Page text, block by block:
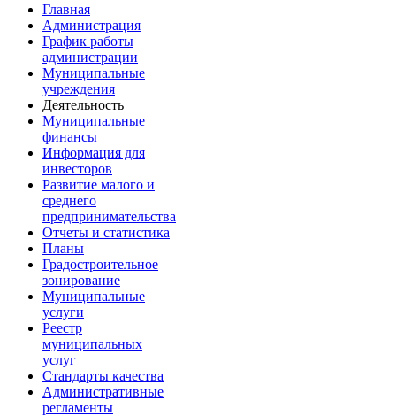
Главная
Администрация
График работы
администрации
Муниципальные
учреждения
Деятельность
Муниципальные
финансы
Информация для
инвесторов
Развитие малого и
среднего
предпринимательства
Отчеты и статистика
Планы
Градостроительное
зонирование
Муниципальные
услуги
Реестр
муниципальных
услуг
Стандарты качества
Административные
регламенты